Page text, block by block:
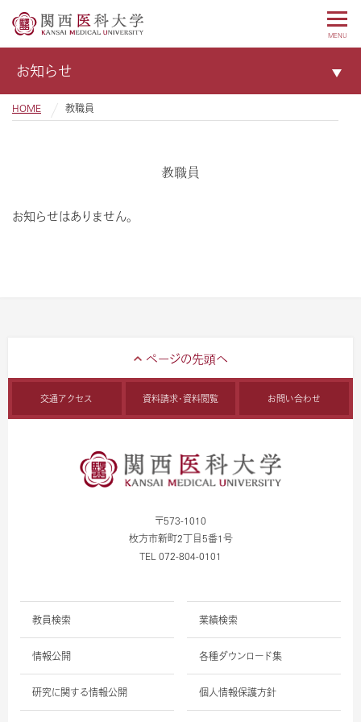
MENU
お知らせ
HOME 教職員
教職員
お知らせはありません。
交通アクセス 資料請求・資料閲覧 お問い合わせ
〒573-1010
枚方市新町2丁目5番1号
TEL 072-804-0101
教員検索 業績検索
情報公開 各種ダウンロード集
研究に関する情報公開 個人情報保護方針